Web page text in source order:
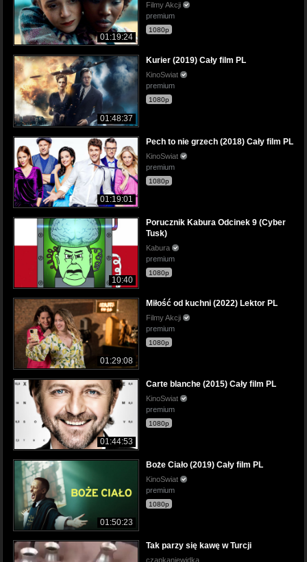
01:19:24
Filmy Akcji
premium
1080p
01:48:37
Kurier (2019) Cały film PL
KinoSwiat
premium
1080p
01:19:01
Pech to nie grzech (2018) Cały film PL
KinoSwiat
premium
1080p
10:40
Porucznik Kabura Odcinek 9 (Cyber
Tusk)
Kabura
premium
1080p
01:29:08
Miłość od kuchni (2022) Lektor PL
Filmy Akcji
premium
1080p
01:44:53
Carte blanche (2015) Cały film PL
KinoSwiat
premium
1080p
01:50:23
Boże Ciało (2019) Cały film PL
KinoSwiat
premium
1080p
Tak parzy się kawę w Turcji
czapkaniewidka